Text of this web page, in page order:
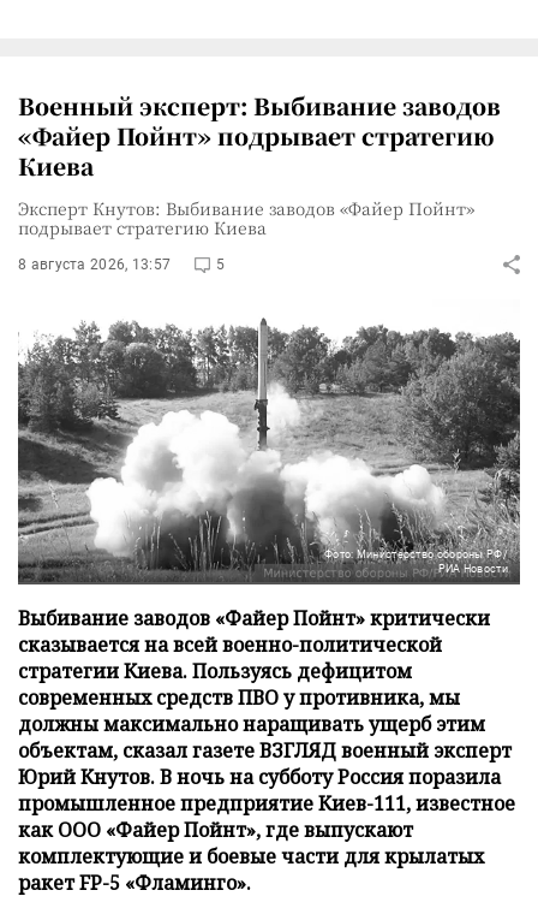
Военный эксперт: Выбивание заводов
«Файер Пойнт» подрывает стратегию
Киева
Эксперт Кнутов: Выбивание заводов «Файер Пойнт»
подрывает стратегию Киева
8 августа 2026, 13:57 5
Фото: Министерство обороны РФ/
РИА Новости
Выбивание заводов «Файер Пойнт» критически
сказывается на всей военно-политической
стратегии Киева. Пользуясь дефицитом
современных средств ПВО у противника, мы
должны максимально наращивать ущерб этим
объектам, сказал газете ВЗГЛЯД военный эксперт
Юрий Кнутов. В ночь на субботу Россия поразила
промышленное предприятие Киев-111, известное
как ООО «Файер Пойнт», где выпускают
комплектующие и боевые части для крылатых
ракет FP-5 «Фламинго».